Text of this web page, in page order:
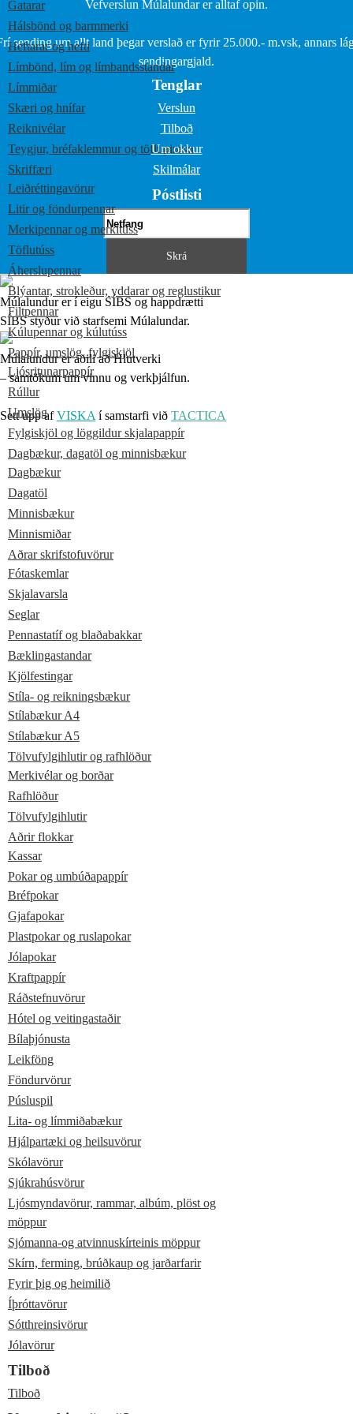
Gatarar
Hálsbönd og barmmerki
Heftarar og hefti
Límbönd, lím og límbandsstandar
Límmiðar
Skæri og hnífar
Reiknivélar
Teygjur, bréfaklemmur og töflupinnar
Skriffæri
Leiðréttingavörur
Litir og föndurpennar
Merkipennar og merkitúss
Töflutúss
Áherslupennar
Blýantar, strokleður, yddarar og reglustikur
Filtpennar
Kúlupennar og kúlutúss
Pappír, umslög, fylgiskjöl
Ljósritunarpappír
Rúllur
Umslög
Fylgiskjöl og löggildur skjalapappír
Dagbækur, dagatöl og minnisbækur
Dagbækur
Dagatöl
Minnisbækur
Minnismiðar
Aðrar skrifstofuvörur
Fótaskemlar
Skjalavarsla
Seglar
Pennastatíf og blaðabakkar
Bæklingastandar
Kjölfestingar
Stíla- og reikningsbækur
Stílabækur A4
Stílabækur A5
Tölvufylgihlutir og rafhlöður
Merkivélar og borðar
Rafhlöður
Tölvufylgihlutir
Aðrir flokkar
Kassar
Pokar og umbúðapappír
Bréfpokar
Gjafapokar
Plastpokar og ruslapokar
Jólapokar
Kraftpappír
Ráðstefnuvörur
Hótel og veitingastaðir
Bílaþjónusta
Leikföng
Föndurvörur
Púsluspil
Lita- og límmiðabækur
Hjálpartæki og heilsuvörur
Skólavörur
Sjúkrahúsvörur
Ljósmyndavörur, rammar, albúm, plöst og
möppur
Sjómanna-og atvinnuskírteinis möppur
Skírn, ferming, brúðkaup og jarðarfarir
Fyrir þig og heimilið
Íþróttavörur
Sótthreinsivörur
Jólavörur
Tilboð
Tilboð
Vefverslun Múlalundar er alltaf opin.
sending um allt land þegar verslað er fyrir 25.000.- m.vsk, annars
sendingargjald.
Tenglar
Verslun
Tilboð
Um okkur
Skilmálar
Póstlisti
Múlalundur er í eigu SÍBS og happdrætti
SÍBS styður við starfsemi Múlalundar.
Múlalundur er aðili að Hlutverki
– samtökum um vinnu og verkþjálfun.
Sett upp afVISKA í samstarfi við TACTICA